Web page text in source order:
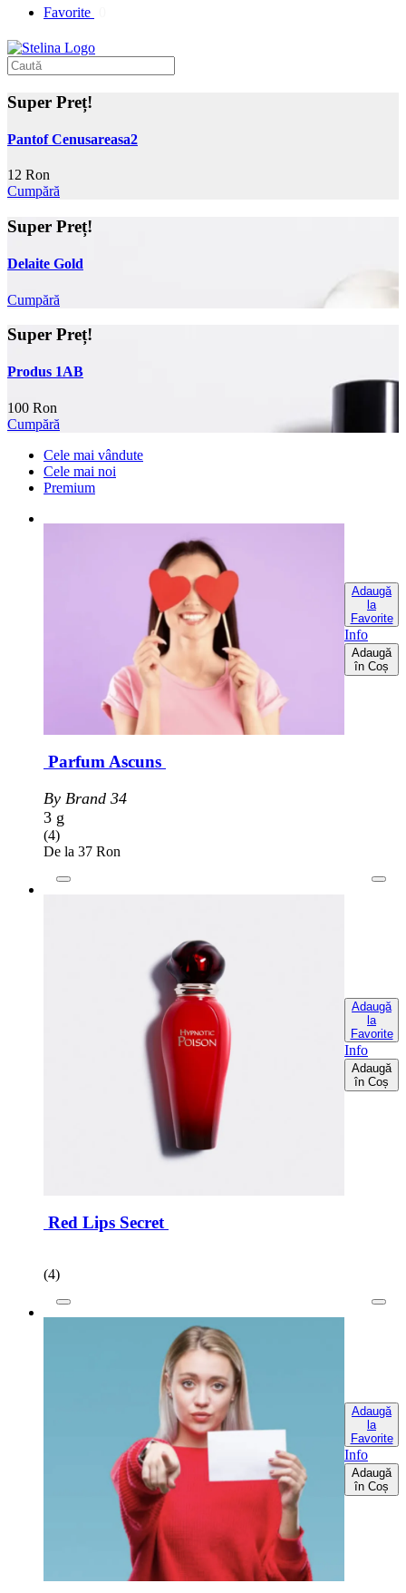
Favorite
Super Preț!
Pantof Cenusareasa2
12 Ron
Cumpără
Super Preț!
Delaite Gold
Cumpără
Super Preț!
Produs 1AB
100 Ron
Cumpără
Cele mai vândute
Cele mai noi
Premium
Adaugă
la
Favorite
Info
Adaugă
în Coș
Parfum Ascuns
By Brand 34
3 g
(4)
De la 37 Ron
Adaugă
la
Favorite
Info
Adaugă
în Coș
Red Lips Secret
(4)
Adaugă
la
Favorite
Info
Adaugă
în Coș